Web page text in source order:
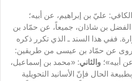
عليّ بن إبراهيم، عن أبيه؛
بن شاذان، جميعاً، عن حمّاد بن
ففي هذا السند ـ الذي تكرر ذكره
روى عن حمّاد بن عيسى من طريقين:
أبيه»؛ والثاني: «محمد بن إسماعيل،
الحال فإنّ الأسانيد التحويلية